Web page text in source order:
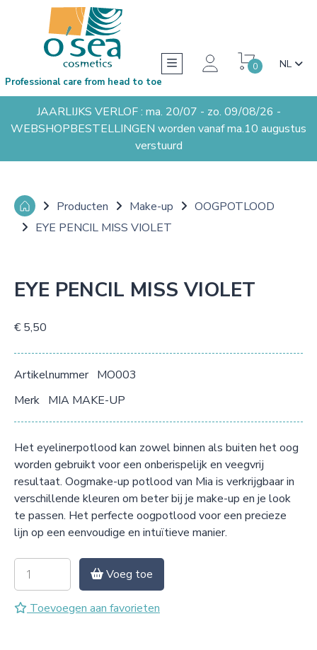
0 NL
Professional care from head to toe
JAARLIJKS VERLOF : ma. 20/07 - zo. 09/08/26 -
WEBSHOPBESTELLINGEN worden vanaf ma.10 augustus
verstuurd
Producten Make-up
OOGPOTLOOD
EYE PENCIL MISS VIOLET
EYE PENCIL MISS VIOLET
€ 5,50
Artikelnummer MO003
Merk MIA MAKE-UP
Het eyelinerpotlood kan zowel binnen als buiten het oog
worden gebruikt voor een onberispelijk en veegvrij
resultaat. Oogmake-up potlood van Mia is verkrijgbaar in
verschillende kleuren om beter bij je make-up en je look
te passen. Het perfecte oogpotlood voor een precieze
lijn op een eenvoudige en intuïtieve manier.
Voeg toe
Toevoegen aan favorieten